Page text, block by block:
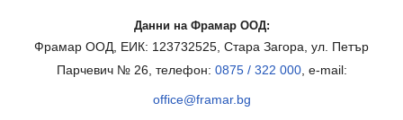
Данни на Фрамар ООД:
Фрамар ООД, ЕИК: 123732525, Стара Загора, ул. Петър
Парчевич № 26, телефон: 0875 / 322 000, e-mail:
office@framar.bg